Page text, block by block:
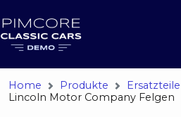
Home Produkte Ersatzteile
Lincoln Motor Company Felgen